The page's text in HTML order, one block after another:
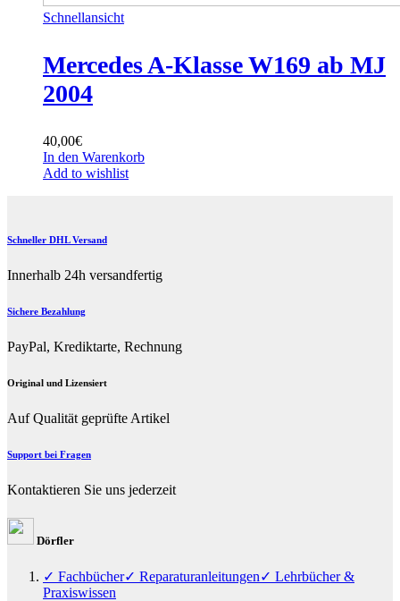
Schnellansicht
Mercedes A-Klasse W169 ab MJ
2004
40,00€
In den Warenkorb
Add to wishlist
Schneller DHL Versand
Innerhalb 24h versandfertig
Sichere Bezahlung
PayPal, Krediktarte, Rechnung
Original und Lizensiert
Auf Qualität geprüfte Artikel
Support bei Fragen
Kontaktieren Sie uns jederzeit
Dörfler
✓ Fachbücher✓ Reparaturanleitungen✓ Lehrbücher &
Praxiswissen